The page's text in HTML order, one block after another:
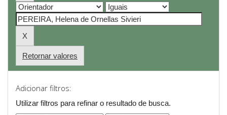
Retornar valores
Adicionar filtros:
Utilizar filtros para refinar o resultado de busca.